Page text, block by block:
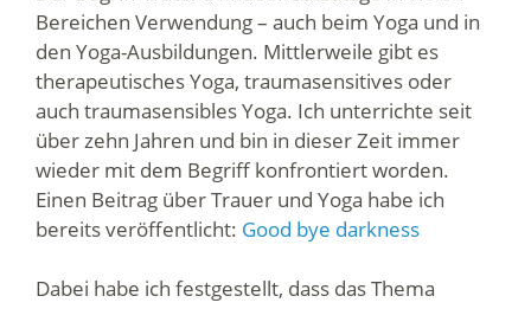
Bereichen Verwendung – auch beim Yoga und in
den Yoga-Ausbildungen. Mittlerweile gibt es
therapeutisches Yoga, traumasensitives oder
auch traumasensibles Yoga. Ich unterrichte seit
über zehn Jahren und bin in dieser Zeit immer
wieder mit dem Begriff konfrontiert worden.
Einen Beitrag über Trauer und Yoga habe ich
bereits veröffentlicht: Good bye darkness
Dabei habe ich festgestellt, dass das Thema